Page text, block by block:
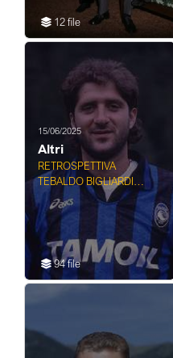
12 file
15/06/2025
Altri
RETROSPETTIVA
TEBALDO BIGLIARDI
CALCIATORE
94 file